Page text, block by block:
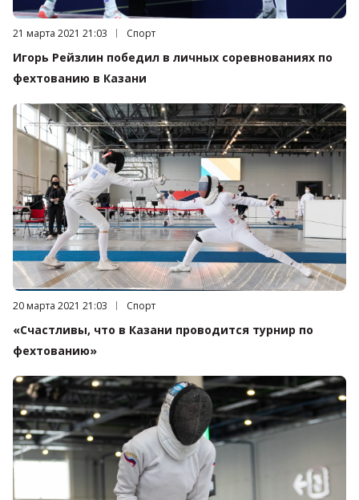
Дата публикации:
21 марта 2021 21:03 Категория:
Спорт
Игорь Рейзлин победил в личных соревнованиях по
фехтованию в Казани
Дата публикации:
20 марта 2021 21:03 Категория:
Спорт
«Счастливы, что в Казани проводится турнир по
фехтованию»